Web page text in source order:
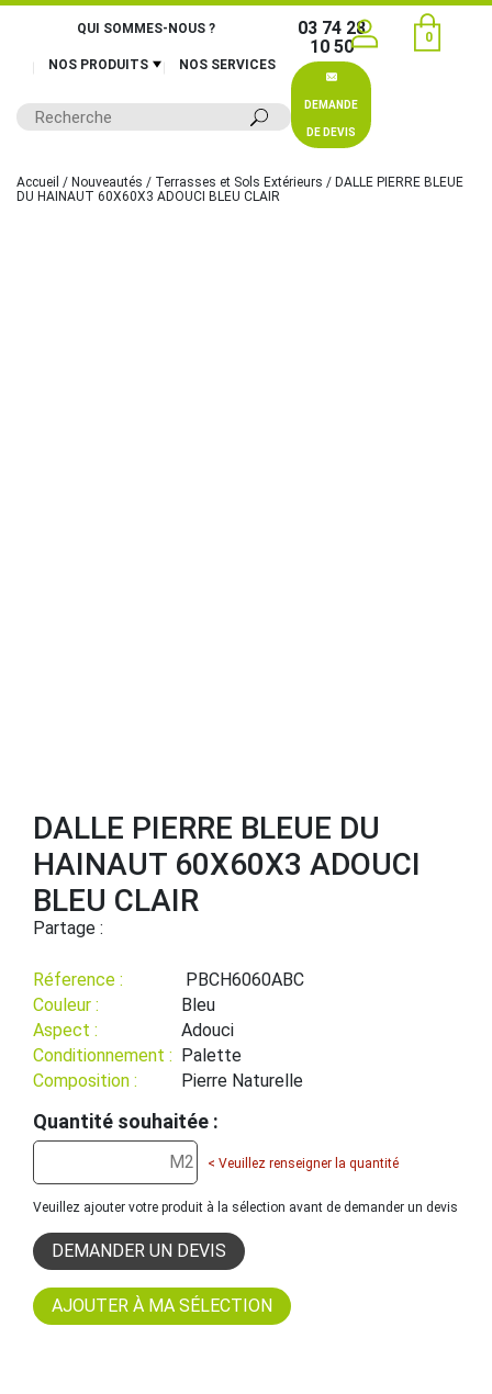
QUI SOMMES-NOUS ?
NOS PRODUITS NOS SERVICES
03 74 28
10 50
DEMANDE
DE DEVIS
0
Accueil / Nouveautés / Terrasses et Sols Extérieurs / DALLE PIERRE BLEUE
DU HAINAUT 60X60X3 ADOUCI BLEU CLAIR
DALLE PIERRE BLEUE DU
HAINAUT 60X60X3 ADOUCI
BLEU CLAIR
Partage :
Réference :
PBCH6060ABC
Couleur :
Bleu
Aspect :
Adouci
Conditionnement : Palette
Composition :
Pierre Naturelle
Quantité souhaitée :
< Veuillez renseigner la quantité
Veuillez ajouter votre produit à la sélection avant de demander un devis
DEMANDER UN DEVIS